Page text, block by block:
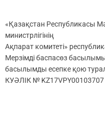
«Қазақстан Республикасы
министрлігінің
Ақпарат комитеті»
Мерзімді баспасөз
басылымды есепке қою
КУӘЛІК № KZ17VPY00103707